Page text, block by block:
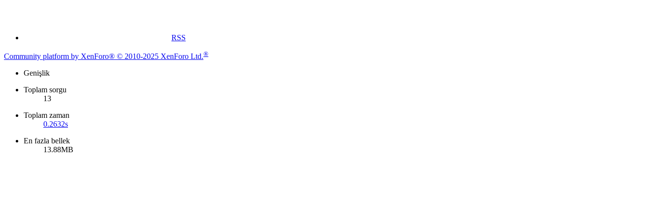
RSS
Community platform by XenForo® © 2010-2025 XenForo Ltd.®
Genişlik
Toplam sorgu
13
Toplam zaman
0.2632s
En fazla bellek
13.88MB